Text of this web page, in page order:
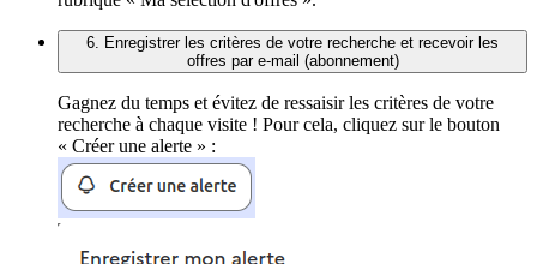
6. Enregistrer les critères de votre recherche et recevoir les
offres par e-mail (abonnement)
Gagnez du temps et évitez de ressaisir les critères de votre
recherche à chaque visite ! Pour cela, cliquez sur le bouton
« Créer une alerte » :